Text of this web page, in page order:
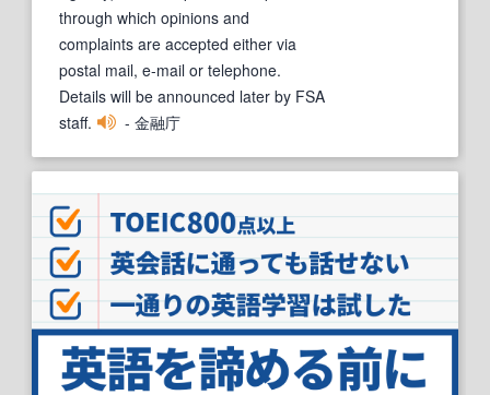
through which opinions and
complaints are accepted either via
postal mail, e-mail or telephone.
Details will be announced later by FSA
staff.
- 金融庁